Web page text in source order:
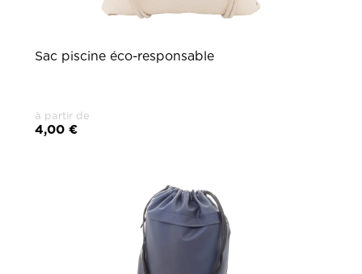
Sac piscine éco-responsable
à partir de
4,00 €